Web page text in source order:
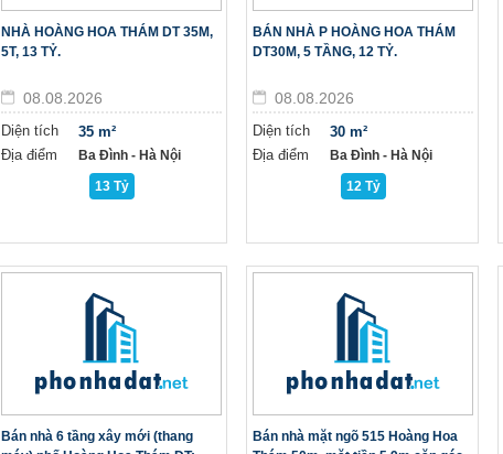
NHÀ HOÀNG HOA THÁM DT 35M,
5T, 13 TỶ.
08.08.2026
Diện tích
Địa điểm
35 m²
Ba Đình - Hà Nội
13 Tỷ
BÁN NHÀ P HOÀNG HOA THÁM
DT30M, 5 TẦNG, 12 TỶ.
08.08.2026
Diện tích
Địa điểm
30 m²
Ba Đình - Hà Nội
12 Tỷ
Bán nhà 6 tầng xây mới (thang
Bán nhà mặt ngõ 515 Hoàng Hoa